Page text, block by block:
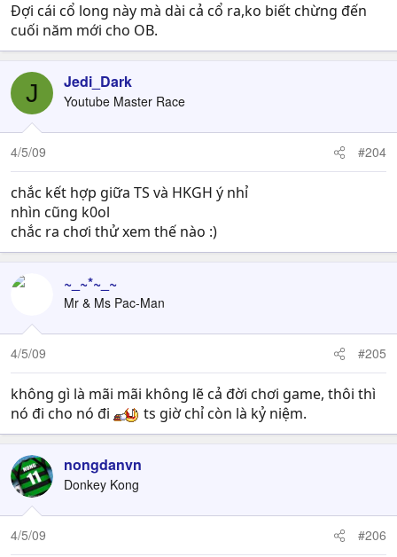
Đợi cái cổ long này mà dài cả cổ ra,ko biết chừng đến
cuối năm mới cho OB.
J Jedi_Dark
Youtube Master Race
4/5/09 #204
chắc kết hợp giữa TS và HKGH ý nhỉ
nhìn cũng k0ol
chắc ra chơi thử xem thế nào :)
~_~*~_~
Mr & Ms Pac-Man
4/5/09 #205
không gì là mãi mãi không lẽ cả đời chơi game, thôi thì
nó đi cho nó đi
ts giờ chỉ còn là kỷ niệm.
nongdanvn
Donkey Kong
4/5/09 #206